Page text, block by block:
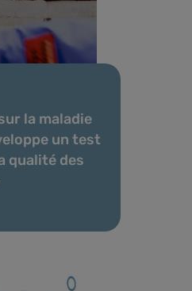
la maladie
un test
qualité des